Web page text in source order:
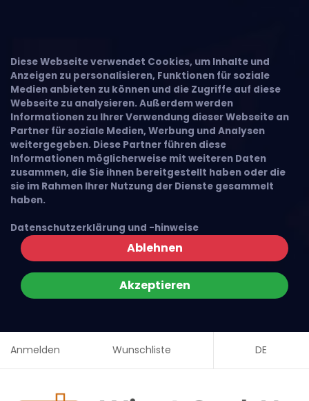
Diese Webseite verwendet Cookies, um Inhalte und
Anzeigen zu personalisieren, Funktionen für soziale
Medien anbieten zu können und die Zugriffe auf diese
Webseite zu analysieren. Außerdem werden
Informationen zu Ihrer Verwendung dieser Webseite an
Partner für soziale Medien, Werbung und Analysen
weitergegeben. Diese Partner führen diese
Informationen möglicherweise mit weiteren Daten
zusammen, die Sie ihnen bereitgestellt haben oder die
sie im Rahmen Ihrer Nutzung der Dienste gesammelt
haben.
Datenschutzerklärung und -hinweise
Ablehnen
Akzeptieren
Anmelden Wunschliste DE